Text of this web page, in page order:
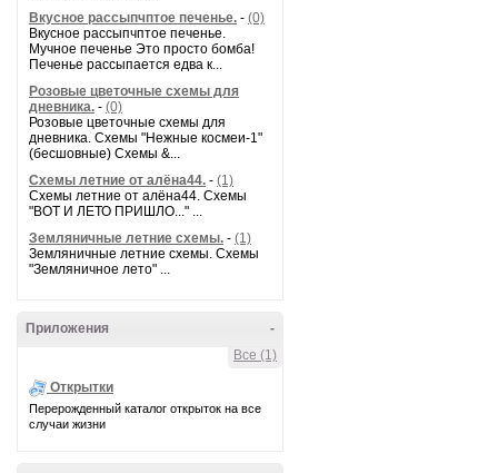
Вкусное рассыпчптое печенье. - (0)
Вкусное рассыпчптое печенье.
Мучное печенье Это просто бомба!
Печенье рассыпается едва к...
Розовые цветочные схемы для
дневника. - (0)
Розовые цветочные схемы для
дневника. Схемы "Нежные космеи-1"
(бесшовные) Схемы &...
Схемы летние от алёна44. - (1)
Схемы летние от алёна44. Схемы
"ВОТ И ЛЕТО ПРИШЛО..." ...
Земляничные летние схемы. - (1)
Земляничные летние схемы. Схемы
"Земляничное лето" ...
-
Приложения
Все (1)
Открытки
Перерожденный каталог открыток на все
случаи жизни